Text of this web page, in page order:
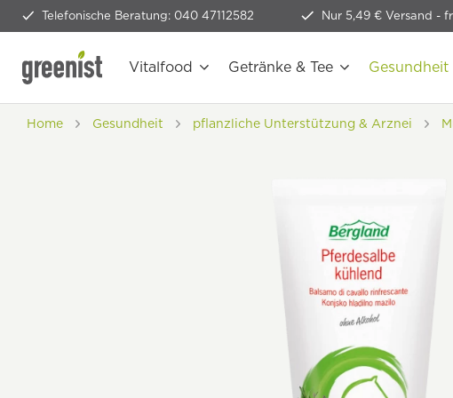
Telefonische Beratung: 040 47112582 Nur 5,49 € Versand -
Vitalfood Getränke & Tee Gesundheit
Home Gesundheit pflanzliche Unterstützung & Arznei